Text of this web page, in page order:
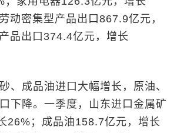
动密集型产品出口867.9亿元，
品出口374.4亿元，增长
成品油进口大幅增长，原油、
下降。一季度，山东进口金属矿
26%；成品油158.7亿元，增长